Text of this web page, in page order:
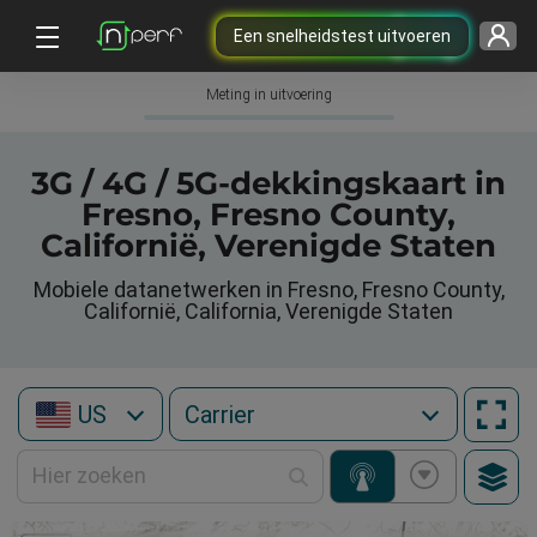
Een snelheidstest uitvoeren
Meting in uitvoering
3G / 4G / 5G-dekkingskaart in
Fresno, Fresno County,
Californië, Verenigde Staten
Mobiele datanetwerken in Fresno, Fresno County,
Californië, California, Verenigde Staten
US